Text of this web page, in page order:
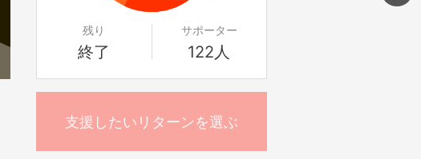
残り
終了
サポーター
122人
支援したいリターンを選ぶ